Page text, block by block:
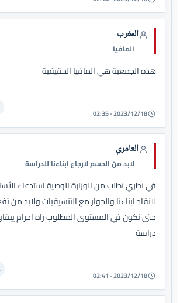
المغرب
المافيا
هذه الجمعية هي المافيا الحقيقية
2023/12/18 - 02:35
العامري
لابد من الحسم لارجاع ابناءنا للدراسة
في نظري نطلب من الوزارة الوصية استدعاء
لانقاد ابناءنا والحوار مع التنسيقيات ولابد من
حتى نكون في المستوى المطلوب راه احرام
دراسة
2023/12/18 - 02:41